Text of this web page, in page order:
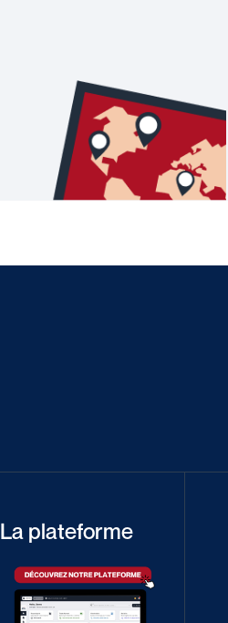
La plateforme